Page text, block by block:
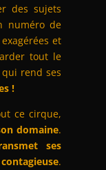
des sujets
numéro de
et
tout le
qui rend ses
!
ce cirque,
domaine.
ses
.